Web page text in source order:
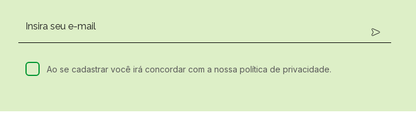
Ao se cadastrar você irá concordar com a nossa política de privacidade.